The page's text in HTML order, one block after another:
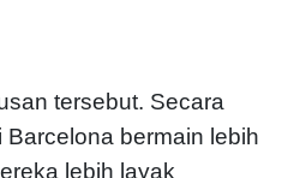
tersebut. Secara
bermain lebih
lebih layak